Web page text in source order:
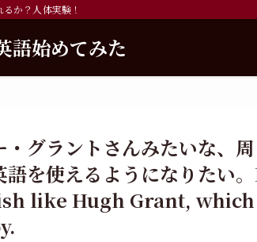
か？人体実験！
語始めてみた
・グラントさんみたいな、
語を使えるようになりた
like Hugh Grant,